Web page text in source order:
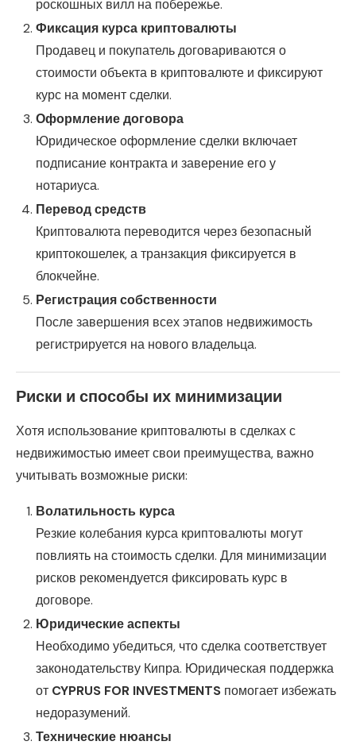
роскошных вилл на побережье.
Фиксация курса криптовалюты
Продавец и покупатель договариваются о
стоимости объекта в криптовалюте и фиксируют
курс на момент сделки.
Оформление договора
Юридическое оформление сделки включает
подписание контракта и заверение его у
нотариуса.
Перевод средств
Криптовалюта переводится через безопасный
криптокошелек, а транзакция фиксируется в
блокчейне.
Регистрация собственности
После завершения всех этапов недвижимость
регистрируется на нового владельца.
Риски и способы их минимизации
Хотя использование криптовалюты в сделках с
недвижимостью имеет свои преимущества, важно
учитывать возможные риски:
Волатильность курса
Резкие колебания курса криптовалюты могут
повлиять на стоимость сделки. Для минимизации
рисков рекомендуется фиксировать курс в
договоре.
Юридические аспекты
Необходимо убедиться, что сделка соответствует
законодательству Кипра. Юридическая поддержка
от CYPRUS FOR INVESTMENTS помогает избежать
недоразумений.
Технические нюансы